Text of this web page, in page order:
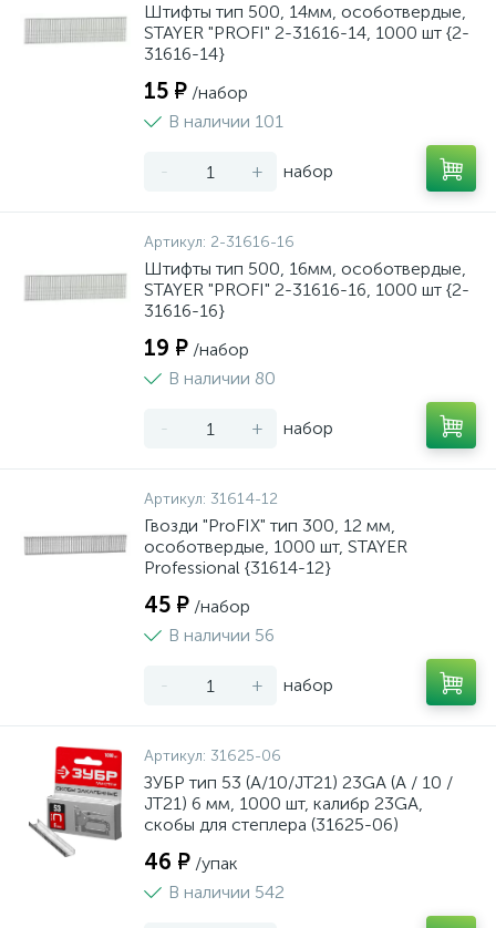
Штифты тип 500, 14мм, особотвердые,
STAYER "PROFI" 2-31616-14, 1000 шт {2-
31616-14}
15 ₽ /набор
В наличии 101
- + набор
Артикул: 2-31616-16
Штифты тип 500, 16мм, особотвердые,
STAYER "PROFI" 2-31616-16, 1000 шт {2-
31616-16}
19 ₽ /набор
В наличии 80
- + набор
Артикул: 31614-12
Гвозди "ProFIX" тип 300, 12 мм,
особотвердые, 1000 шт, STAYER
Professional {31614-12}
45 ₽ /набор
В наличии 56
- + набор
Артикул: 31625-06
ЗУБР тип 53 (A/10/JT21) 23GA (A / 10 /
JT21) 6 мм, 1000 шт, калибр 23GA,
скобы для степлера (31625-06)
46 ₽ /упак
В наличии 542